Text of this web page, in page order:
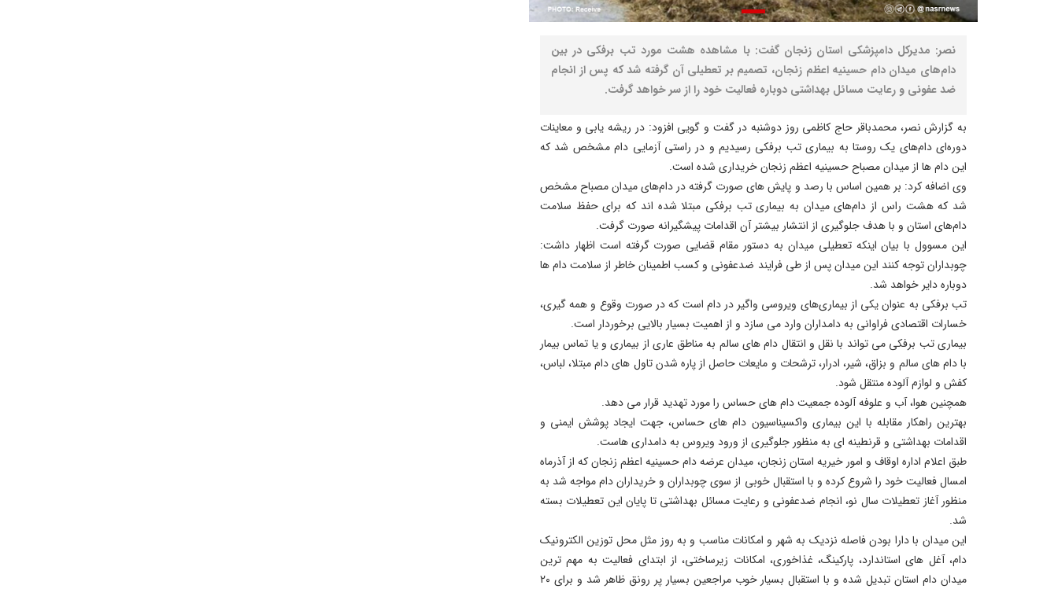
نصر: مدیرکل دامپزشکی استان زنجان گفت: با مشاهده هشت مورد تب برفکی در بین
دام‌های میدان دام حسینیه اعظم زنجان، تصمیم بر تعطیلی آن گرفته شد که پس از انجام
ضد عفونی و رعایت مسائل بهداشتی دوباره فعالیت خود را از سر خواهد گرفت.
به گزارش نصر، محمدباقر حاج کاظمی روز دوشنبه در گفت و گویی افزود: در ریشه یابی و معاینات
دوره‌ای دام‌های یک روستا به بیماری تب برفکی رسیدیم و در راستی آزمایی دام مشخص شد که
این دام ها از میدان مصباح حسینیه اعظم زنجان خریداری شده‌ است.
وی اضافه کرد: بر همین اساس با رصد و پایش های صورت گرفته در دام‌های میدان مصباح مشخص
شد که هشت راس از دام‌های میدان به بیماری تب برفکی مبتلا شده اند که برای حفظ سلامت
دام‌های استان و با هدف جلوگیری از انتشار بیشتر آن اقدامات پیشگیرانه صورت گرفت.
این مسوول با بیان اینکه تعطیلی میدان به دستور مقام قضایی صورت گرفته است اظهار داشت:
چوبداران توجه کنند این میدان پس از طی فرایند ضدعفونی و کسب اطمینان خاطر از سلامت دام ها
دوباره دایر خواهد شد.
تب برفکی به عنوان یکی از بیماری‌های ویروسی واگیر در دام است که در صورت وقوع و همه گیری،
خسارات اقتصادی فراوانی به دامداران وارد می ‌سازد و از اهمیت بسیار بالایی برخوردار است.
بیماری تب برفکی می تواند با نقل و انتقال دام های سالم به مناطق عاری از بیماری و یا تماس بیمار
با دام های سالم و بزاق، شیر، ادرار، ترشحات و مایعات حاصل از پاره شدن تاول های دام مبتلا، لباس،
کفش و لوازم آلوده منتقل شود.
همچنین هوا، آب و علوفه آلوده جمعیت دام های حساس را مورد تهدید قرار می دهد.
بهترین راهکار مقابله با این بیماری واکسیناسیون دام های حساس، جهت ایجاد پوشش ایمنی و
اقدامات بهداشتی و قرنطینه ای به منظور جلوگیری از ورود ویروس به دامداری هاست.
طبق اعلام اداره اوقاف و امور خیریه استان زنجان، میدان عرضه دام حسینیه اعظم زنجان که از آذرماه
امسال فعالیت خود را شروع کرده و با استقبال خوبی از سوی چوبداران و خریداران دام مواجه شد به
منظور آغاز تعطیلات سال نو، انجام ضدعفونی و رعایت مسائل بهداشتی تا پایان این تعطیلات بسته
شد.
این میدان با دارا بودن فاصله نزدیک به شهر و امکانات مناسب و به روز مثل محل توزین الکترونیک
دام، آغل های استاندارد، پارکینگ، غذاخوری، امکانات زیرساختی، از ابتدای فعالیت به مهم ترین
میدان دام استان تبدیل شده و با استقبال بسیار خوب مراجعین بسیار پر رونق ظاهر شد و برای ۲۰